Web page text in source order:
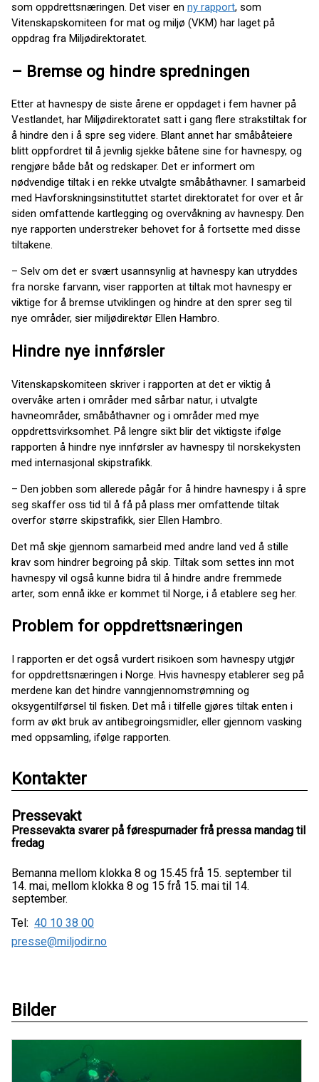
som oppdrettsnæringen. Det viser en ny rapport, som
Vitenskapskomiteen for mat og miljø (VKM) har laget på
oppdrag fra Miljødirektoratet.
– Bremse og hindre spredningen
Etter at havnespy de siste årene er oppdaget i fem havner på
Vestlandet, har Miljødirektoratet satt i gang flere strakstiltak for
å hindre den i å spre seg videre. Blant annet har småbåteiere
blitt oppfordret til å jevnlig sjekke båtene sine for havnespy, og
rengjøre både båt og redskaper. Det er informert om
nødvendige tiltak i en rekke utvalgte småbåthavner. I samarbeid
med Havforskningsinstituttet startet direktoratet for over et år
siden omfattende kartlegging og overvåkning av havnespy. Den
nye rapporten understreker behovet for å fortsette med disse
tiltakene.
– Selv om det er svært usannsynlig at havnespy kan utryddes
fra norske farvann, viser rapporten at tiltak mot havnespy er
viktige for å bremse utviklingen og hindre at den sprer seg til
nye områder, sier miljødirektør Ellen Hambro.
Hindre nye innførsler
Vitenskapskomiteen skriver i rapporten at det er viktig å
overvåke arten i områder med sårbar natur, i utvalgte
havneområder, småbåthavner og i områder med mye
oppdrettsvirksomhet. På lengre sikt blir det viktigste ifølge
rapporten å hindre nye innførsler av havnespy til norskekysten
med internasjonal skipstrafikk.
– Den jobben som allerede pågår for å hindre havnespy i å spre
seg skaffer oss tid til å få på plass mer omfattende tiltak
overfor større skipstrafikk, sier Ellen Hambro.
Det må skje gjennom samarbeid med andre land ved å stille
krav som hindrer begroing på skip. Tiltak som settes inn mot
havnespy vil også kunne bidra til å hindre andre fremmede
arter, som ennå ikke er kommet til Norge, i å etablere seg her.
Problem for oppdrettsnæringen
I rapporten er det også vurdert risikoen som havnespy utgjør
for oppdrettsnæringen i Norge. Hvis havnespy etablerer seg på
merdene kan det hindre vanngjennomstrømning og
oksygentilførsel til fisken. Det må i tilfelle gjøres tiltak enten i
form av økt bruk av antibegroingsmidler, eller gjennom vasking
med oppsamling, ifølge rapporten.
Kontakter
Pressevakt
Pressevakta svarer på førespurnader frå pressa mandag til
fredag
Bemanna mellom klokka 8 og 15.45 frå 15. september til
14. mai, mellom klokka 8 og 15 frå 15. mai til 14.
september.
Tel: 40 10 38 00
presse@miljodir.no
Bilder